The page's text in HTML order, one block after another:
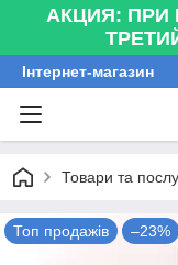
АКЦИЯ: ПРИ
Інтернет-магазин
Товари та
Топ продажів –23%